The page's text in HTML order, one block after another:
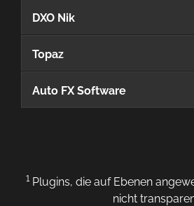
DXO Nik
Topaz
Auto FX Software
1Plugins, die auf Ebenen
nicht